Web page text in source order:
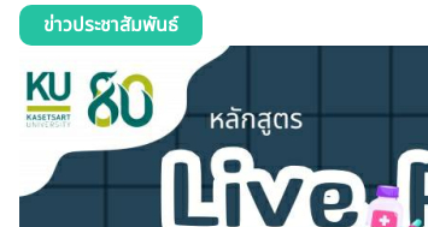
ข่าวประชาสัมพันธ์